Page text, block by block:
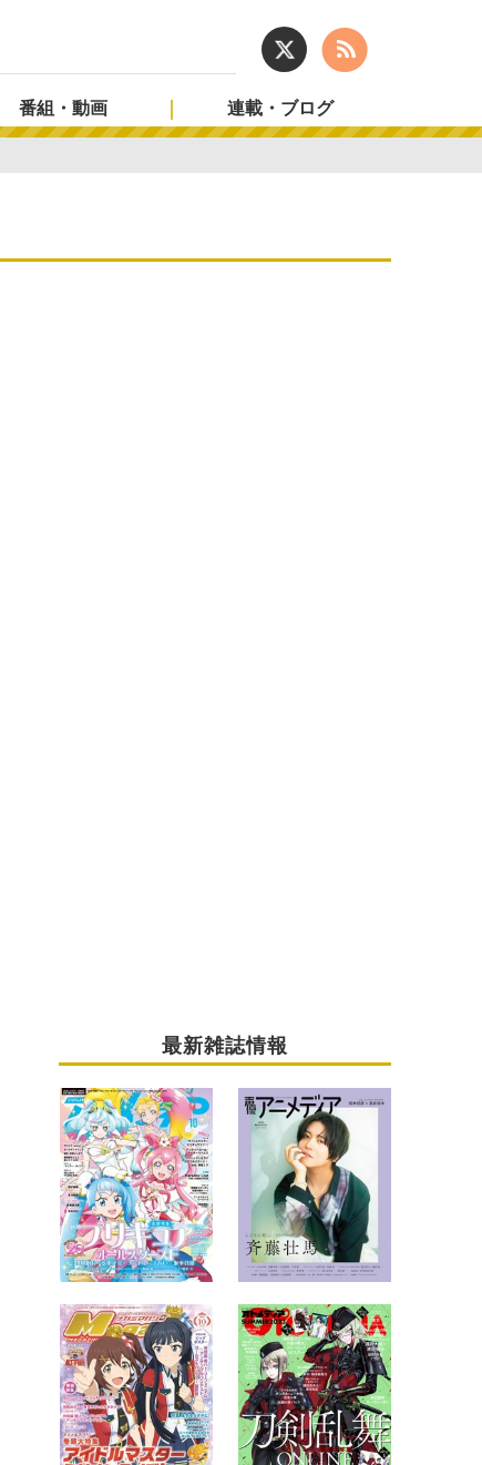
番組・動画 連載・ブログ
最新雑誌情報